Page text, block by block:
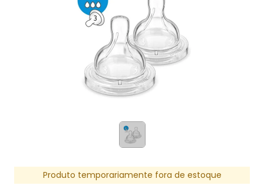
Produto temporariamente fora de estoque